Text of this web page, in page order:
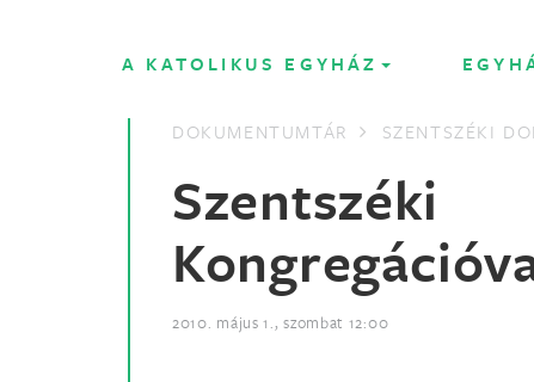
A KATOLIKUS EGYHÁZ
DOKUMENTUMTÁR SZENTSZÉKI
2010. május 1., szombat 12:00